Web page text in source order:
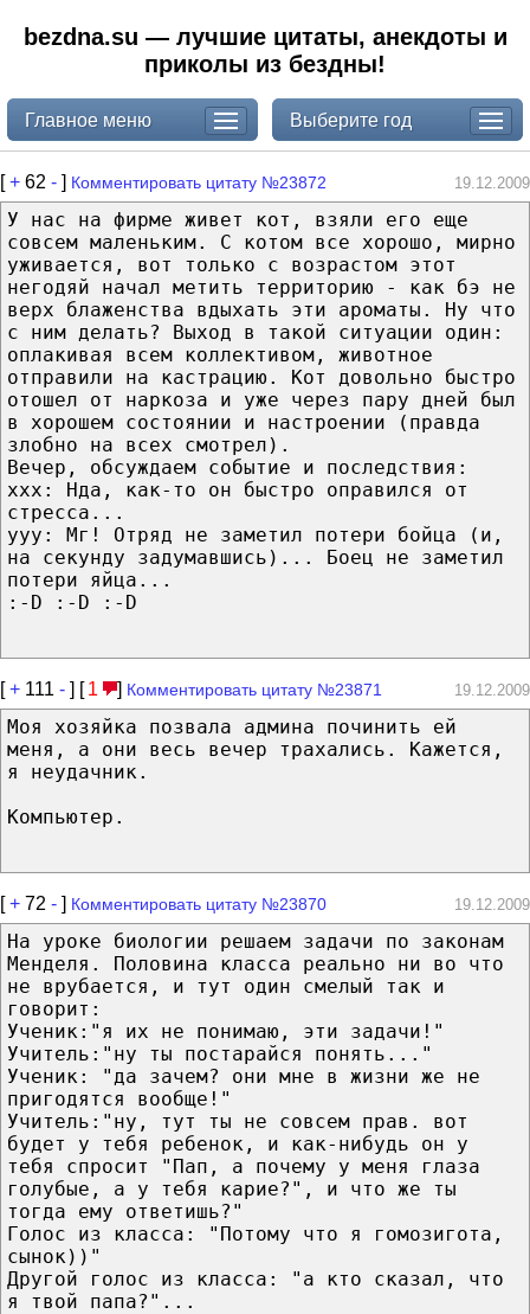
bezdna.su — лучшие цитаты, анекдоты и
приколы из бездны!
Главное меню Выберите год
[+ 62 - ] Комментировать цитату №23872 19.12.2009
У нас на фирме живет кот, взяли его еще
совсем маленьким. С котом все хорошо, мирно
уживается, вот только с возрастом этот
негодяй начал метить территорию - как бэ не
верх блаженства вдыхать эти ароматы. Ну что
с ним делать? Выход в такой ситуации один:
оплакивая всем коллективом, животное
отправили на кастрацию. Кот довольно быстро
отошел от наркоза и уже через пару дней был
в хорошем состоянии и настроении (правда
злобно на всех смотрел).
Вечер, обсуждаем событие и последствия:
ххх: Нда, как-то он быстро оправился от
стресса...
ууу: Мг! Отряд не заметил потери бойца (и,
на секунду задумавшись)... Боец не заметил
потери яйца...
:-D :-D :-D
[+ 111 - ] [ 1 ] Комментировать цитату №23871 19.12.2009
Моя хозяйка позвала админа починить ей
меня, а они весь вечер трахались. Кажется,
я неудачник.
Компьютер.
[+ 72 - ] Комментировать цитату №23870 19.12.2009
На уроке биологии решаем задачи по законам
Менделя. Половина класса реально ни во что
не врубается, и тут один смелый так и
говорит:
Ученик:"я их не понимаю, эти задачи!"
Учитель:"ну ты постарайся понять..."
Ученик: "да зачем? они мне в жизни же не
пригодятся вообще!"
Учитель:"ну, тут ты не совсем прав. вот
будет у тебя ребенок, и как-нибудь он у
тебя спросит "Пап, а почему у меня глаза
голубые, а у тебя карие?", и что же ты
тогда ему ответишь?"
Голос из класса: "Потому что я гомозигота,
сынок))"
Другой голос из класса: "а кто сказал, что
я твой папа?"...